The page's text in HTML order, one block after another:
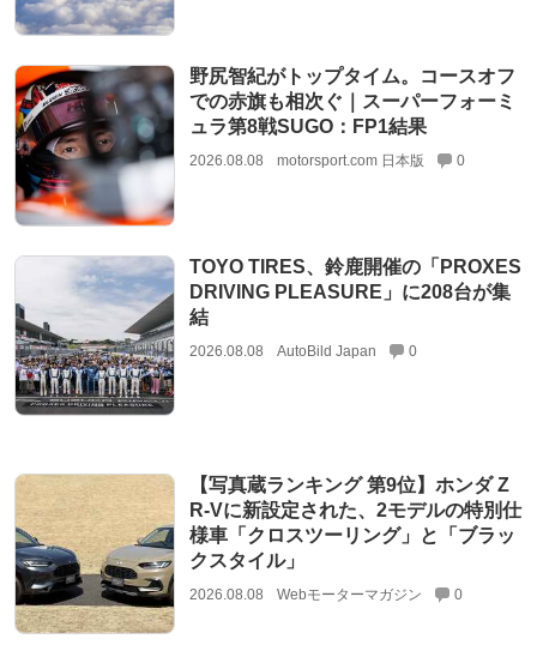
野尻智紀がトップタイム。コースオフ
での赤旗も相次ぐ｜スーパーフォーミ
ュラ第8戦SUGO：FP1結果
2026.08.08 motorsport.com 日本版 0
TOYO TIRES、鈴鹿開催の「PROXES
DRIVING PLEASURE」に208台が集
結
2026.08.08 AutoBild Japan 0
【写真蔵ランキング 第9位】ホンダ Z
R-Vに新設定された、2モデルの特別仕
様車「クロスツーリング」と「ブラッ
クスタイル」
2026.08.08 Webモーターマガジン 0